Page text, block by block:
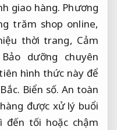
giao hàng. Phương
trăm shop online,
thời trang, Cảm
Bảo dưỡng chuyên
hình thức này để
Biển số. An toàn
được xử lý buổi
đến tối hoặc chậm